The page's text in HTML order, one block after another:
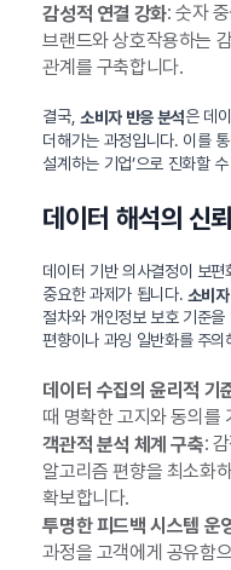
감성적 연결 강화: 숫자
브랜드와 상호작용하는
관계를 구축합니다.
결국, 소비자 반응 분석은 데
더해가는 과정입니다. 이를
설계하는 기업’으로 진화할
데이터 해석의 신
데이터 기반 의사결정이 보
중요한 과제가 됩니다. 소비
절차와 개인정보 보호 기준
편향이나 과잉 일반화를 주의
데이터 수집의 윤리적 기
때 명확한 고지와 동의를
객관적 분석 체계 구축:
알고리즘 편향을 최소화
확보합니다.
투명한 피드백 시스템 운
과정을 고객에게 공유함